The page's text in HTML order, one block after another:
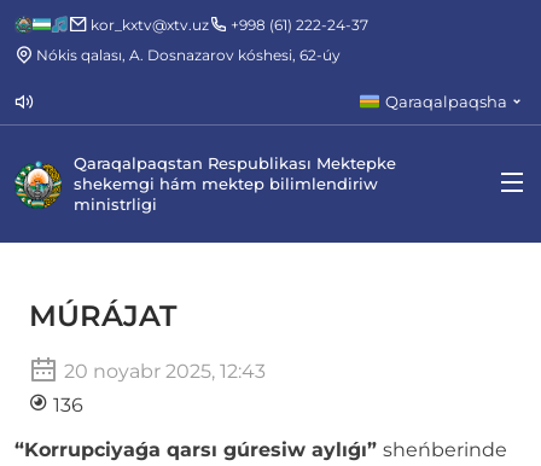
kor_kxtv@xtv.uz
+998 (61) 222-24-37
Nókis qalası, A. Dosnazarov kóshesi, 62-úy
Qaraqalpaqsha
Qaraqalpaqstan Respublikası Mektepke
shekemgi hám mektep bilimlendiriw
ministrligi
MÚRÁJAT
20 noyabr 2025, 12:43
136
“Korrupciyaǵa qarsı gúresiw aylıǵı” sheńberinde